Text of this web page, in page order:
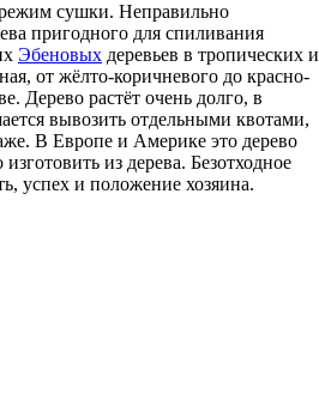
режим сушки. Неправильно
пригодного для спиливания
Эбеновых деревьев в тропических и
от жёлто-коричневого до красно-
Дерево растёт очень долго, в
вывозить отдельными квотами,
В Европе и Америке это дерево
из дерева. Безотходное
успех и положение хозяина.